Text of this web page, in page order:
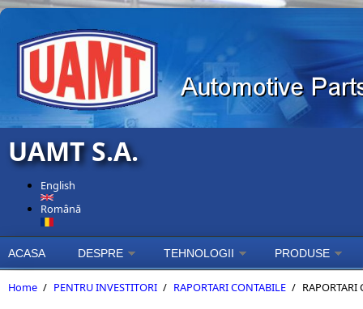
Skip to main content
UAMT S.A.
English
Română
ACASA DESPRE TEHNOLOGII PRODUSE
Home / PENTRU INVESTITORI / RAPORTARI CONTABILE / RAPORTARI